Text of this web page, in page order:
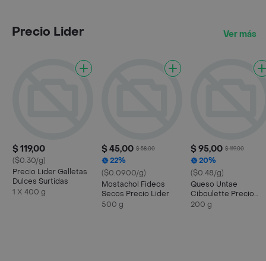
Precio Lider Ver más
$ 119,00
($0.30/g)
Precio Lider Galletas
Dulces Surtidas
1 X 400 g
$ 45,00 $ 58,00
22%
($0.0900/g)
Mostachol Fideos
Secos Precio Lider
500 g
$ 95,00 $ 119,00
20%
($0.48/g)
Queso Untae
Ciboulette Precio
Lider-
200 g